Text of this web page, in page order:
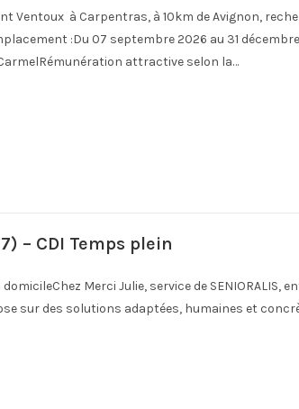
Ventoux à Carpentras, à 10km de Avignon,
:Du 07 septembre 2026 au 31
attractive selon la…
– CDI Temps plein
Merci Julie, service de
sur des solutions adaptées, humaines et